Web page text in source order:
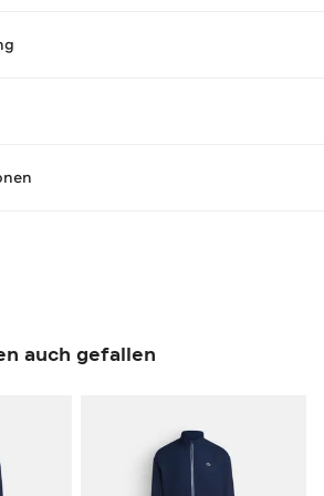
auch gefallen